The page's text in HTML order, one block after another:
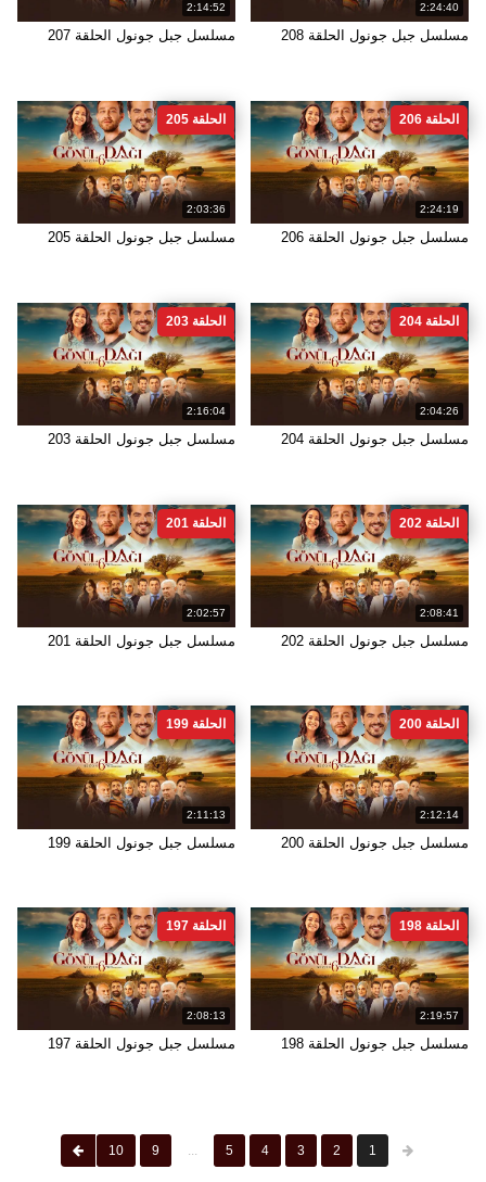
2:24:40
مسلسل جبل جونول الحلقة 208
2:14:52
مسلسل جبل جونول الحلقة 207
2:24:19
الحلقة 206
مسلسل جبل جونول الحلقة 206
2:03:36
الحلقة 205
مسلسل جبل جونول الحلقة 205
2:04:26
الحلقة 204
مسلسل جبل جونول الحلقة 204
2:16:04
الحلقة 203
مسلسل جبل جونول الحلقة 203
2:08:41
الحلقة 202
مسلسل جبل جونول الحلقة 202
2:02:57
الحلقة 201
مسلسل جبل جونول الحلقة 201
2:12:14
الحلقة 200
مسلسل جبل جونول الحلقة 200
2:11:13
الحلقة 199
مسلسل جبل جونول الحلقة 199
2:19:57
الحلقة 198
مسلسل جبل جونول الحلقة 198
2:08:13
الحلقة 197
مسلسل جبل جونول الحلقة 197
1
2
3
4
5
...
9
10